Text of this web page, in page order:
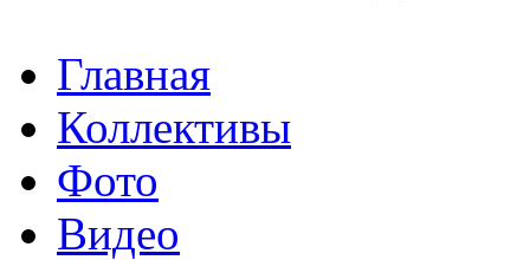
Главная
Коллективы
Фото
Видео